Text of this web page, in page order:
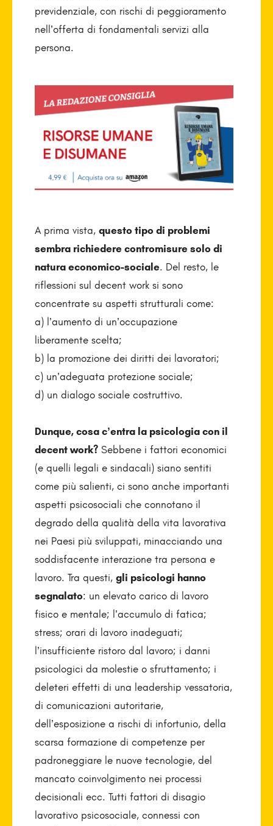
previdenziale, con rischi di peggioramento
nell’offerta di fondamentali servizi alla
persona.
A prima vista, questo tipo di problemi
sembra richiedere contromisure solo di
natura economico-sociale. Del resto, le
riflessioni sul decent work si sono
concentrate su aspetti strutturali come:
a) l’aumento di un’occupazione
liberamente scelta;
b) la promozione dei diritti dei lavoratori;
c) un’adeguata protezione sociale;
d) un dialogo sociale costruttivo.
Dunque, cosa c’entra la psicologia con il
decent work?Sebbene i fattori economici
(e quelli legali e sindacali) siano sentiti
come più salienti, ci sono anche importanti
aspetti psicosociali che connotano il
degrado della qualità della vita lavorativa
nei Paesi più sviluppati, minacciando una
soddisfacente interazione tra persona e
lavoro. Tra questi, gli psicologi hanno
segnalato: un elevato carico di lavoro
fisico e mentale; l’accumulo di fatica;
stress; orari di lavoro inadeguati;
l’insufficiente ristoro dal lavoro; i danni
psicologici da molestie o sfruttamento; i
deleteri effetti di una leadership vessatoria,
di comunicazioni autoritarie,
dell’esposizione a rischi di infortunio, della
scarsa formazione di competenze per
padroneggiare le nuove tecnologie, del
mancato coinvolgimento nei processi
decisionali ecc. Tutti fattori di disagio
lavorativo psicosociale, connessi con